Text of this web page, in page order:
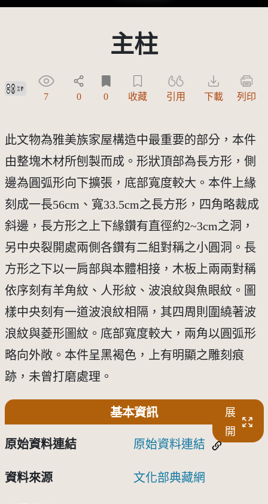
主柱
創用CC姓名標示 3.0 台灣及其後版本(CC BY 3.0 TW +)
7 0 0 收藏 引用 下載 列印
此文物為雅美族家屋構造中最重要的部分，本件
由整塊木材所刨製而成。形狀頂部為長方形，側
邊為圓弧形向下擴張，底部寬度較大。本件上緣
刻成一長56cm、寬33.5cm之長方形，四角略裁成
斜邊，長方形之上下緣鑽有直徑約2~3cm之洞，
另中央裂開處兩側各鑽有二組對稱之小圓洞。長
方形之下以一肩部與本體相接，木板上兩兩對稱
依序刻有羊角紋、人形紋、波浪紋與魚眼紋。圖
樣中央刻有一道波浪紋相隔，其四周則圍繞著波
浪紋與菱形圖紋。底部寬度較大，兩角以圓弧形
略向外敞。本件呈黑褐色，上有明顯之雕刻痕
跡，未曾打磨處理。
基本資訊
展
開
原始資料連結 原始資料連結
資料來源 文化部典藏網